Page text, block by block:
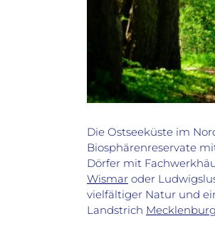
Die Ostseeküste im
Biosphärenreservate
Dörfer mit
Wismar oder
vielfältiger Natur und
Landstrich